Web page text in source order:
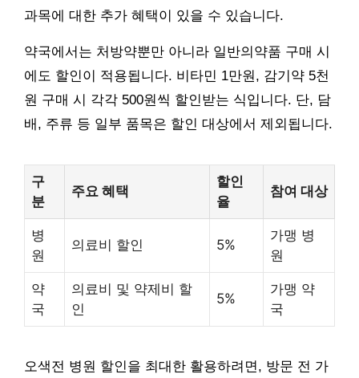
과목에 대한 추가 혜택이 있을 수 있습니다.
약국에서는 처방약뿐만 아니라 일반의약품 구매 시
에도 할인이 적용됩니다. 비타민 1만원, 감기약 5천
원 구매 시 각각 500원씩 할인받는 식입니다. 단, 담
배, 주류 등 일부 품목은 할인 대상에서 제외됩니다.
구
분
주요 혜택
할인
율
참여 대상
병
원
의료비 할인 5%
가맹 병
원
약
국
의료비 및 약제비 할
인
5%
가맹 약
국
오색전 병원 할인을 최대한 활용하려면, 방문 전 가